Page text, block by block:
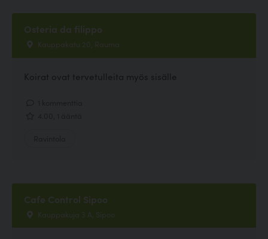
Osteria da filippo
Kauppakatu 20, Rauma
Koirat ovat tervetulleita myös sisälle
Cafe Control Sipoo
Kauppakuja 3 A, Sipoo